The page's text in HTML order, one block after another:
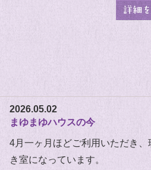
2026.05.02
まゆまゆハウスの今
4月一ヶ月ほどご利用いただき、
き室になっています。